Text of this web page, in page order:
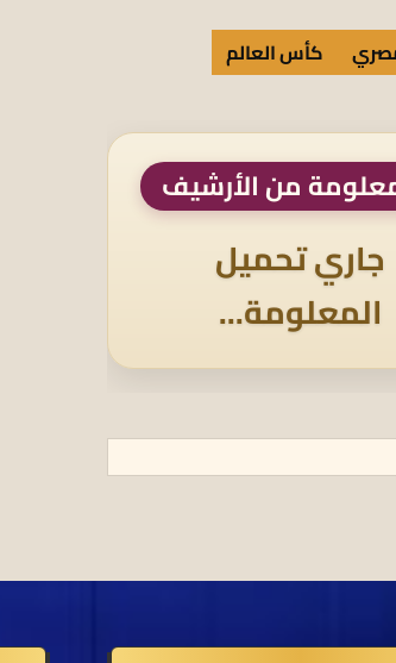
كأس العالم
من الأرشيف
جاري تحميل
المعلومة...